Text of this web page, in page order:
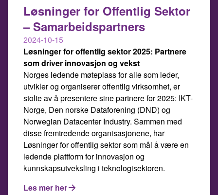
Løsninger for Offentlig Sektor
– Samarbeidspartners
2024-10-15
Løsninger for offentlig sektor 2025: Partnere
som driver innovasjon og vekst
Norges ledende møteplass for alle som leder,
utvikler og organiserer offentlig virksomhet, er
stolte av å presentere sine partnere for 2025: IKT-
Norge, Den norske Dataforening (DND) og
Norwegian Datacenter Industry. Sammen med
disse fremtredende organisasjonene, har
Løsninger for offentlig sektor som mål å være en
ledende plattform for innovasjon og
kunnskapsutveksling i teknologisektoren.
Les mer her